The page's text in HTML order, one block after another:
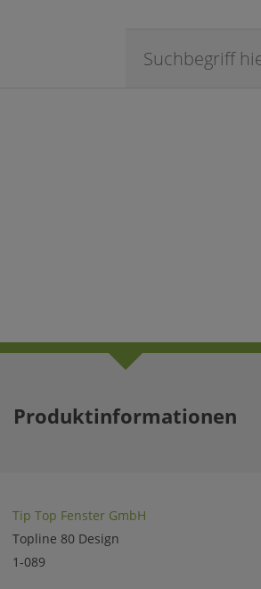
Produktinformationen
Tip Top Fenster GmbH
Topline 80 Design
1-089